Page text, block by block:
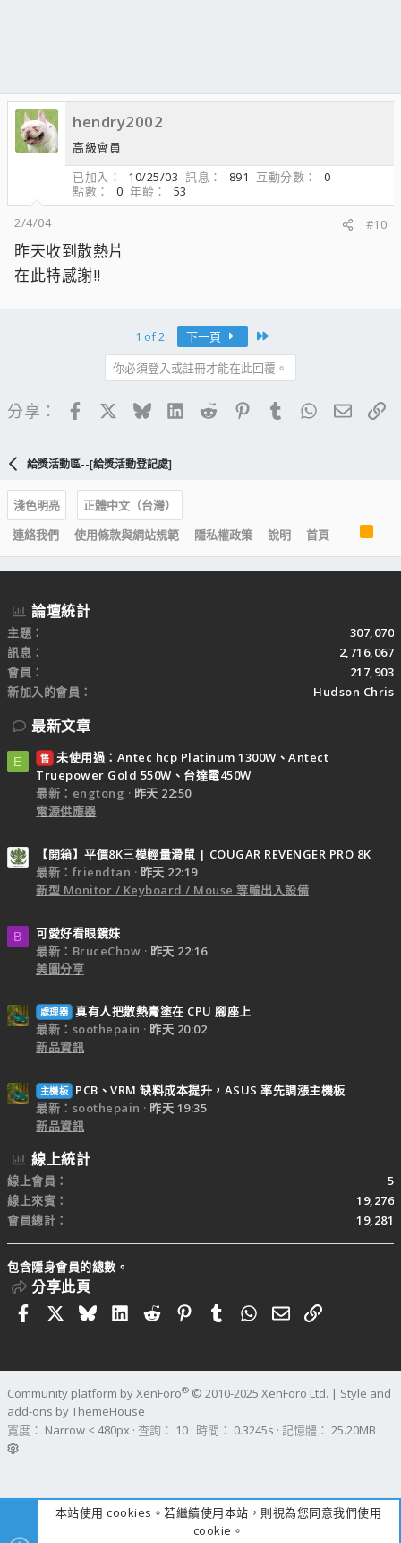
hendry2002
高級會員
已加入
10/25/03 訊息 891 互動分數
0
點數
0 年齡
53
2/4/04
#10
昨天收到散熱片
在此特感謝!!
1 of 2 下一頁
你必須登入或註冊才能在此回覆。
分享： FacebookBlueskyLinkedIn
Reddit PinterestTumblrWhatsApp
電子
給獎活動區--[給獎活動登記處]
淺色明亮
正體中文（台灣）
連絡我們
使用條款與網站規範 隱私權政策 說明 首頁
R
S
S
論壇統計
主題
307,070
訊息
2,716,067
會員
217,903
新加入的會員
Hudson Chris
最新文章
E 售 未使用過：Antec hcp Platinum 1300W、Antect
Truepower Gold 550W、台達電450W
最新：engtong
昨天 22:50
電源供應器
【開箱】平價8K三模輕量滑鼠 | COUGAR REVENGER PRO 8K
最新：friendtan
昨天 22:19
新型 Monitor / Keyboard / Mouse 等輸出入設備
B
可愛好看眼鏡妹
最新：BruceChow
昨天 22:16
美圖分享
處理器 真有人把散熱膏塗在 CPU 腳座上
最新：soothepain
昨天 20:02
新品資訊
主機板
PCB、VRM 缺料成本提升，ASUS 率先調漲主機板
最新：soothepain
昨天 19:35
新品資訊
線上統計
線上會員
5
線上來賓
19,276
會員總計
19,281
包含隱身會員的總數。
分享此頁
FacebookBlueskyLinkedIn
RedditPinterestTumblrWhatsApp
電子郵件
連結
Community platform by XenForo® © 2010-2025 XenForo Ltd. | Style and
add-ons by ThemeHouse
寬度
查詢 10 時間 0.3245s 記憶體 25.20MB
本站使用 cookies。若繼續使用本站，則視為您同意我們使用
cookie。